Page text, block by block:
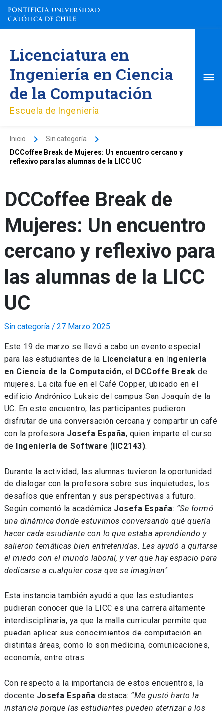
contenido
Licenciatura en
Ingeniería en Ciencia
de la Computación
Escuela de Ingeniería
Inicio
Sin categoría
DCCoffee Break de Mujeres: Un encuentro cercano y
reflexivo para las alumnas de la LICC UC
DCCoffee Break de
Mujeres: Un encuentro
cercano y reflexivo para
las alumnas de la LICC
UC
Sin categoría/ 27 Marzo 2025
Este 19 de marzo se llevó a cabo un evento especial
para las estudiantes de la Licenciatura en Ingeniería
en Ciencia de la Computación, el DCCoffe Break de
mujeres. La cita fue en el Café Copper, ubicado en el
edificio Andrónico Luksic del campus San Joaquín de la
UC. En este encuentro, las participantes pudieron
disfrutar de una conversación cercana y compartir un café
con la profesora Josefa España, quien imparte el curso
de Ingeniería de Software (IIC2143).
Durante la actividad, las alumnas tuvieron la oportunidad
de dialogar con la profesora sobre sus inquietudes, los
desafíos que enfrentan y sus perspectivas a futuro.
Según comentó la académica Josefa España: “Se formó
una dinámica donde estuvimos conversando qué quería
hacer cada estudiante con lo que estaba aprendiendo y
salieron temáticas bien entretenidas. Les ayudó a quitarse
el miedo con el mundo laboral, y ver que hay espacio para
dedicarse a cualquier cosa que se imaginen”.
Esta instancia también ayudó a que las estudiantes
pudieran conocer que la LICC es una carrera altamente
interdisciplinaria, ya que la malla curricular permite que
puedan aplicar sus conocimientos de computación en
distintas áreas, como lo son medicina, comunicaciones,
economía, entre otras.
Con respecto a la importancia de estos encuentros, la
docente Josefa España destaca: “Me gustó harto la
instancia porque las estudiantes pueden aterrizar a los